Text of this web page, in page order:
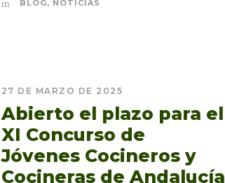
BLOG, NOTICIAS
27 DE MARZO DE 2025
Abierto el plazo para el
XI Concurso de
Jóvenes Cocineros y
Cocineras de Andalucía